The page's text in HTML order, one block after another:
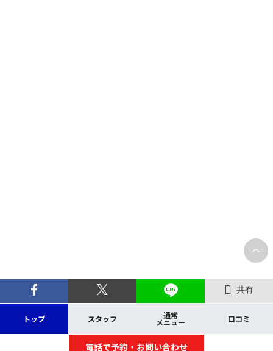
共有
トップ スタッフ 通常
メニュー 口コミ
電話で予約・お問い合わせ